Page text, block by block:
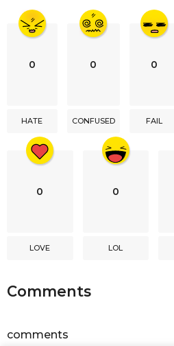
0
HATE
0
CONFUSED
0
FAIL
0
LOVE
0
LOL
Comments
comments